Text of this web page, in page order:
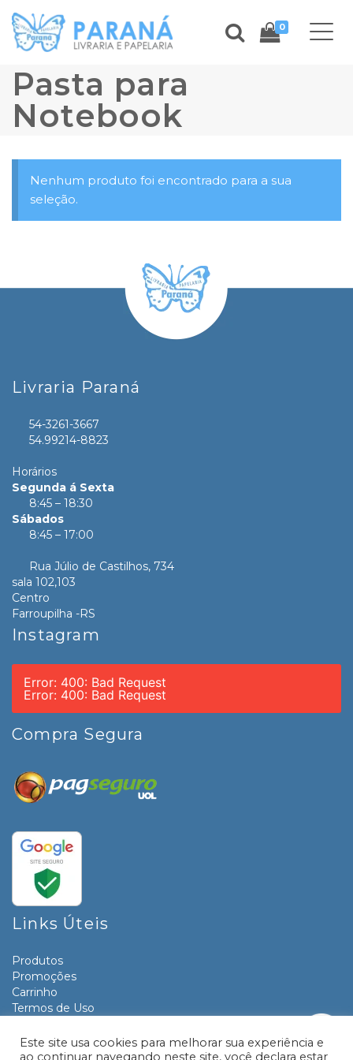
0
Pasta para
Notebook
Nenhum produto foi encontrado para a sua
seleção.
Livraria Paraná
54-3261-3667
54.99214-8823
Horários
Segunda á Sexta
8:45 – 18:30
Sábados
8:45 – 17:00
Rua Júlio de Castilhos, 734
sala 102,103
Centro
Farroupilha -RS
Instagram
Error: 400: Bad Request
Error: 400: Bad Request
Compra Segura
Links Úteis
Produtos
Promoções
Carrinho
Termos de Uso
Contato
Este site usa cookies para melhorar sua experiência e
ao continuar navegando neste site, você declara estar